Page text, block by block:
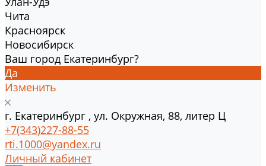
Чита
Красноярск
Новосибирск
Ваш город Екатеринбург?
Да
Изменить
г. Екатеринбург , ул. Окружная, 88, литер Ц
+7(343)227-88-55
rti.1000@yandex.ru
Личный кабинет